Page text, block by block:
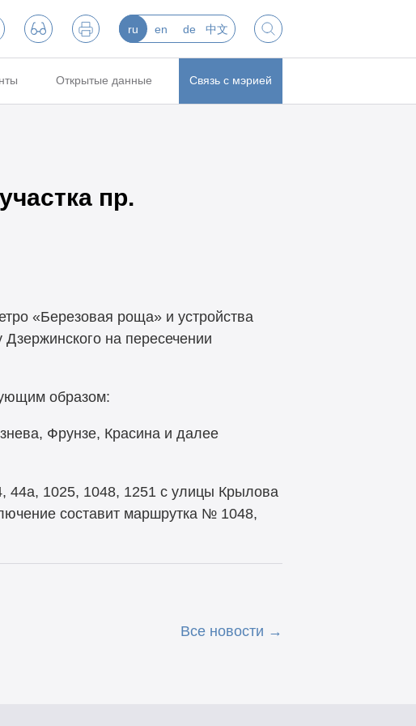
ru en de 中文
Открытые данные Связь с мэрией
пр.
«Березовая роща» и устройства
на пересечении
образом:
Фрунзе, Красина и далее
1025, 1048, 1251 с улицы Крылова
составит маршрутка № 1048,
Все новости